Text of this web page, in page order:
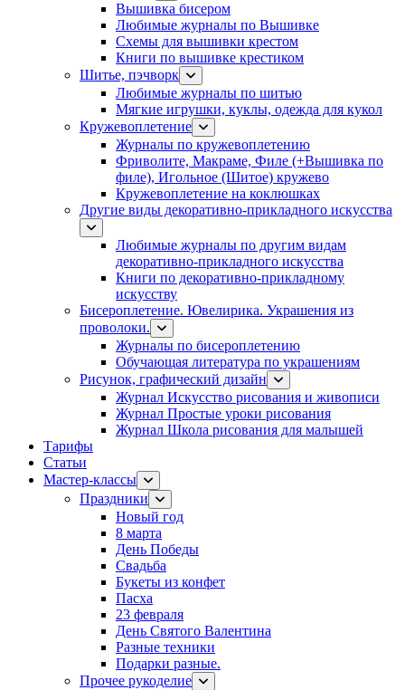
Вышивка бисером
Любимые журналы по Вышивке
Схемы для вышивки крестом
Книги по вышивке крестиком
Шитье, пэчворк
Любимые журналы по шитью
Мягкие игрушки, куклы, одежда для кукол
Кружевоплетение
Журналы по кружевоплетению
Фриволите, Макраме, Филе (+Вышивка по
филе), Игольное (Шитое) кружево
Кружевоплетение на коклюшках
Другие виды декоративно-прикладного искусства
Любимые журналы по другим видам
декоративно-прикладного искусства
Книги по декоративно-прикладному
искусству
Бисероплетение. Ювелирика. Украшения из
проволоки.
Журналы по бисероплетению
Обучающая литература по украшениям
Рисунок, графический дизайн
Журнал Искусство рисования и живописи
Журнал Простые уроки рисования
Журнал Школа рисования для малышей
Тарифы
Статьи
Мастер-классы
Праздники
Новый год
8 марта
День Победы
Свадьба
Букеты из конфет
Пасха
23 февраля
День Святого Валентина
Разные техники
Подарки разные.
Прочее рукоделие